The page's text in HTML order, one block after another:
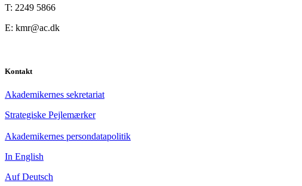
T: 2249 5866
E: kmr@ac.dk
Kontakt
Akademikernes sekretariat
Strategiske Pejlemærker
Akademikernes persondatapolitik
In English
Auf Deutsch